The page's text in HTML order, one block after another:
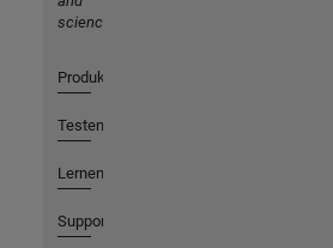
science
Produkte
Testen oder Kaufen
Lernen
Support